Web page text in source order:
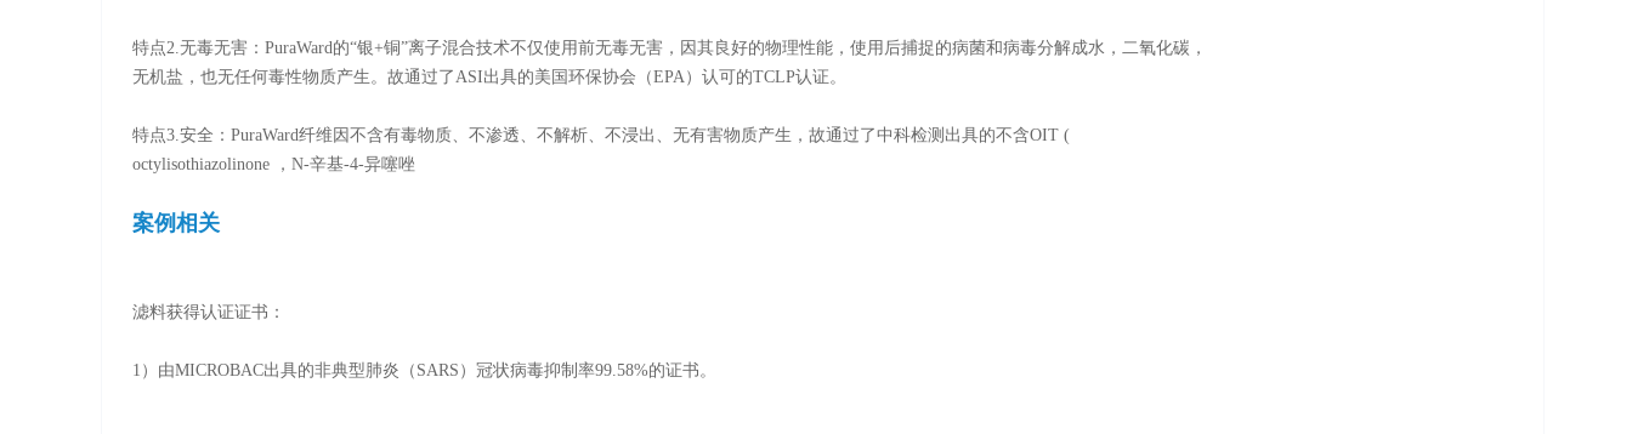
特点2.无毒无害：PuraWard的“银+铜”离子混合技术不仅使用前无毒无害，因其良好的物理性能，使用后捕捉的病菌和病毒分解成水，二氧化碳，
无机盐，也无任何毒性物质产生。故通过了ASI出具的美国环保协会（EPA）认可的TCLP认证。
特点3.安全：PuraWard纤维因不含有毒物质、不渗透、不解析、不浸出、无有害物质产生，故通过了中科检测出具的不含OIT (
octylisothiazolinone ，N-辛基-4-异噻唑
案例相关
滤料获得认证证书：
1）由MICROBAC出具的非典型肺炎（SARS）冠状病毒抑制率99.58%的证书。